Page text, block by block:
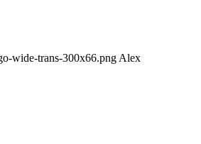
wide-trans-300x66.pngAlex